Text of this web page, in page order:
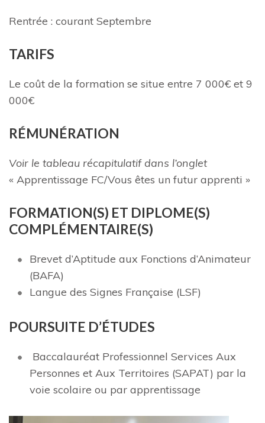
Rentrée : courant Septembre
TARIFS
Le coût de la formation se situe entre 7 000€ et 9
000€
RÉMUNÉRATION
Voir le tableau récapitulatif dans l’onglet
« Apprentissage FC/Vous êtes un futur apprenti »
FORMATION(S) ET DIPLOME(S)
COMPLÉMENTAIRE(S)
Brevet d’Aptitude aux Fonctions d’Animateur
(BAFA)
Langue des Signes Française (LSF)
POURSUITE D’ÉTUDES
Baccalauréat Professionnel Services Aux
Personnes et Aux Territoires (SAPAT) par la
voie scolaire ou par apprentissage